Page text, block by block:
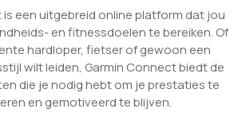
is een uitgebreid online platform dat jou
en fitnessdoelen te bereiken. Of
hardloper, fietser of gewoon een
wilt leiden, Garmin Connect biedt de
die je nodig hebt om je prestaties te
en gemotiveerd te blijven.